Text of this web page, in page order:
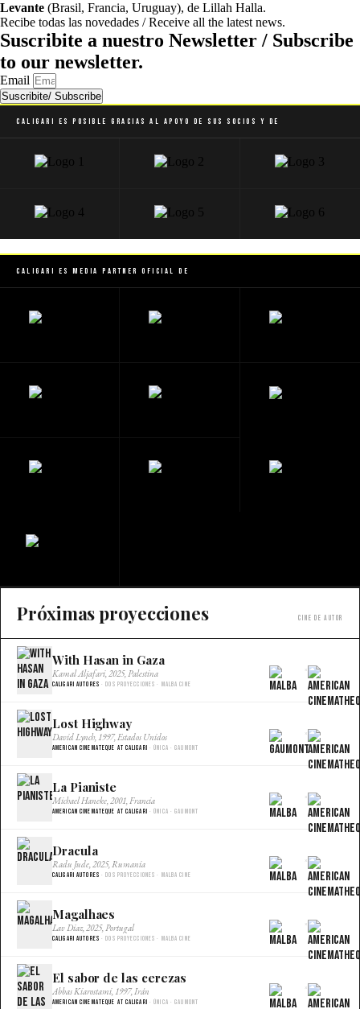
Levante (Brasil, Francia, Uruguay), de Lillah Halla.
Recibe todas las novedades / Receive all the latest news.
Suscribite a nuestro Newsletter / Subscribe
to our newsletter.
Email
Suscribite/ Subscribe
Caligari es posible gracias al apoyo de sus socios y de
Caligari es Media Partner Oficial de
Próximas proyecciones Cine de autor
With Hasan in Gaza
Kamal Aljafari, 2025, Palestina
Caligari Autores · Dos proyecciones · Malba Cine
×
Lost Highway
David Lynch, 1997, Estados Unidos
American Cinemateque at Caligari · Única · Gaumont
×
La Pianiste
Michael Haneke, 2001, Francia
American Cinemateque at Caligari · Única · Gaumont
×
Dracula
Radu Jude, 2025, Rumania
Caligari Autores · Dos proyecciones · Malba Cine
×
Magalhaes
Lav Diaz, 2025, Portugal
Caligari Autores · Dos proyecciones · Malba Cine
×
El sabor de las cerezas
Abbas Kiarostami, 1997, Irán
American Cinemateque at Caligari · Única · Gaumont
×